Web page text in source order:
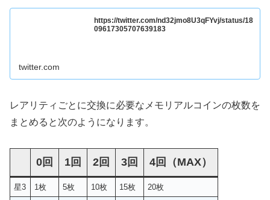
https://twitter.com/nd32jmo8U3qFYvj/status/18
09617305707639183
twitter.com
レアリティごとに交換に必要なメモリアルコインの枚数を
まとめると次のようになります。
0回 1回 2回 3回 4回（MAX）
星3 1枚 5枚 10枚 15枚 20枚